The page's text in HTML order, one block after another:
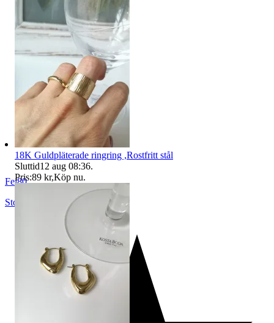
Fei80
Stockholm
Sverige
18K Guldpläterade ringring ,Rostfritt stål
Sluttid12 aug 08:36.
Pris:89 kr,Köp nu.